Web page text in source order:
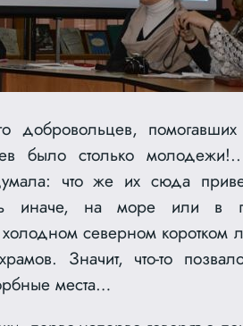
помогавших
было столько
что же их сюда
иначе, на море или в
северном коротком
Значит, что-то
места…